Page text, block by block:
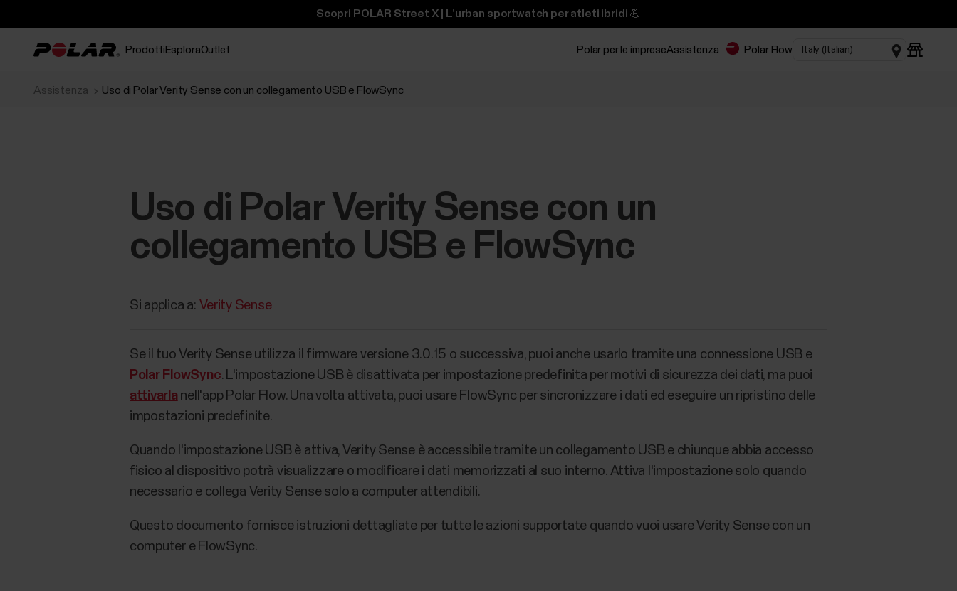
Scopri POLAR Street X | L’urban sportwatch per atleti ibridi 💪
Prodotti EsploraOutlet Polar per le impreseAssistenza Polar Flow
Assistenza Uso di Polar Verity Sense con un collegamento USB e FlowSync
Uso di Polar Verity Sense con un
collegamento USB e FlowSync
Si applica a: Verity Sense
Se il tuo Verity Sense utilizza il firmware versione 3.0.15 o successiva, puoi anche usarlo tramite una connessione USB e
Polar FlowSync. L'impostazione USB è disattivata per impostazione predefinita per motivi di sicurezza dei dati, ma puoi
attivarlanell'app Polar Flow. Una volta attivata, puoi usare FlowSync per sincronizzare i dati ed eseguire un ripristino delle
impostazioni predefinite.
Quando l'impostazione USB è attiva, Verity Sense è accessibile tramite un collegamento USB e chiunque abbia accesso
fisico al dispositivo potrà visualizzare o modificare i dati memorizzati al suo interno. Attiva l'impostazione solo quando
necessario e collega Verity Sense solo a computer attendibili.
Questo documento fornisce istruzioni dettagliate per tutte le azioni supportate quando vuoi usare Verity Sense con un
computer e FlowSync.